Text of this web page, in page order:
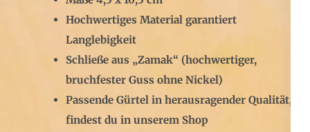
Hochwertiges Material garantiert
Langlebigkeit
Schließe aus „Zamak“ (hochwertiger,
bruchfester Guss ohne Nickel)
Passende Gürtel in herausragender Qualität,
findest du in unserem Shop